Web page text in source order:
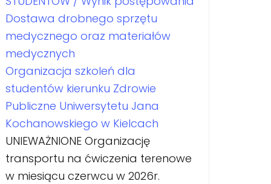
Dostawa drobnego sprzętu
medycznego oraz materiałów
medycznych
Organizacja szkoleń dla
studentów kierunku Zdrowie
Publiczne Uniwersytetu Jana
Kochanowskiego w Kielcach
UNIEWAŻNIONE Organizację
transportu na ćwiczenia terenowe
w miesiącu czerwcu w 2026r.